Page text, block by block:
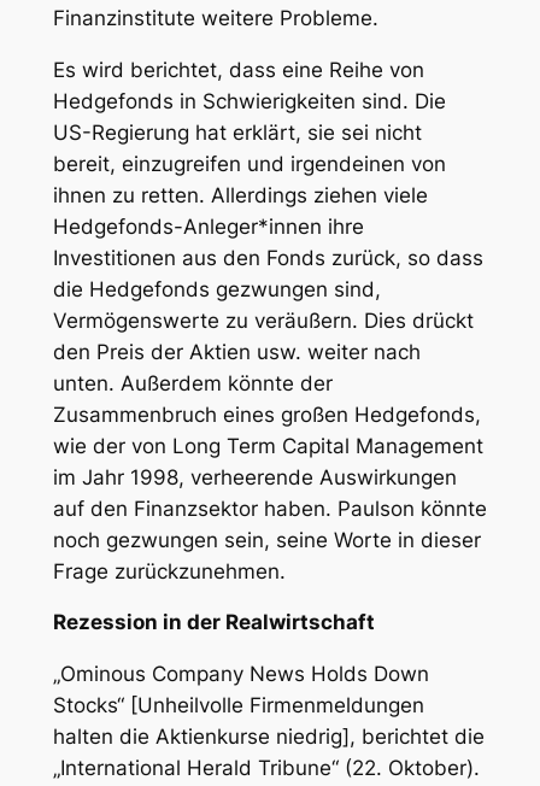
Finanzinstitute weitere Probleme.
Es wird berichtet, dass eine Reihe von
Hedgefonds in Schwierigkeiten sind. Die
US-Regierung hat erklärt, sie sei nicht
bereit, einzugreifen und irgendeinen von
ihnen zu retten. Allerdings ziehen viele
Hedgefonds-Anleger*innen ihre
Investitionen aus den Fonds zurück, so dass
die Hedgefonds gezwungen sind,
Vermögenswerte zu veräußern. Dies drückt
den Preis der Aktien usw. weiter nach
unten. Außerdem könnte der
Zusammenbruch eines großen Hedgefonds,
wie der von Long Term Capital Management
im Jahr 1998, verheerende Auswirkungen
auf den Finanzsektor haben. Paulson könnte
noch gezwungen sein, seine Worte in dieser
Frage zurückzunehmen.
Rezession in der Realwirtschaft
„Ominous Company News Holds Down
Stocks“ [Unheilvolle Firmenmeldungen
halten die Aktienkurse niedrig], berichtet die
„International Herald Tribune“ (22. Oktober).